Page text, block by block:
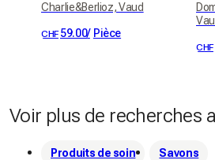
Charlie&Berlioz, Vaud
CHF 59.00/ Pièce
CHF
Voir plus de recherches
Produits de soin Savons